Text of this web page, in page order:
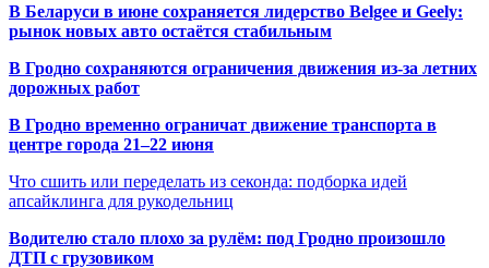
В Беларуси в июне сохраняется лидерство Belgee и Geely:
рынок новых авто остаётся стабильным
В Гродно сохраняются ограничения движения из-за летних
дорожных работ
В Гродно временно ограничат движение транспорта в
центре города 21–22 июня
Что сшить или переделать из секонда: подборка идей
апсайклинга для рукодельниц
Водителю стало плохо за рулём: под Гродно произошло
ДТП с грузовиком